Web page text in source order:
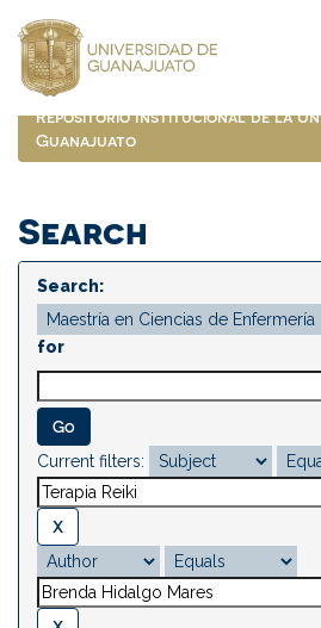
navigation
Repositorio Institucional de la
Guanajuato
Search
Search:
for
Current filters: